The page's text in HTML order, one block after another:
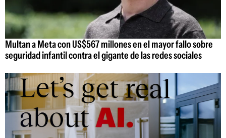
Multan a Meta con US$567 millones en el mayor fallo sobre
seguridad infantil contra el gigante de las redes sociales